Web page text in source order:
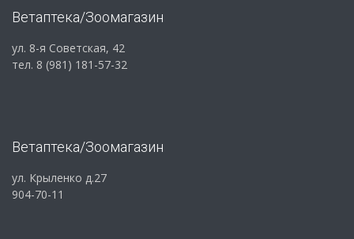
Ветаптека/Зоомагазин
ул. 8-я Советская, 42
тел. 8 (981) 181-57-32
Ветаптека/Зоомагазин
ул. Крыленко д.27
904-70-11